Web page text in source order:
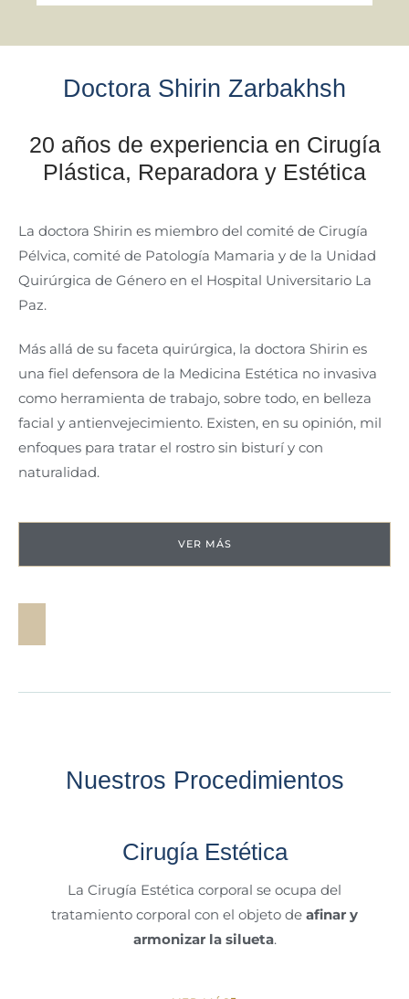
Doctora Shirin Zarbakhsh
20 años de experiencia en Cirugía
Plástica, Reparadora y Estética
La doctora Shirin es miembro del comité de Cirugía
Pélvica, comité de Patología Mamaria y de la Unidad
Quirúrgica de Género en el Hospital Universitario La
Paz.
Más allá de su faceta quirúrgica, la doctora Shirin es
una fiel defensora de la Medicina Estética no invasiva
como herramienta de trabajo, sobre todo, en belleza
facial y antienvejecimiento. Existen, en su opinión, mil
enfoques para tratar el rostro sin bisturí y con
naturalidad.
VER MÁS
Nuestros Procedimientos
Cirugía Estética
La Cirugía Estética corporal se ocupa del
tratamiento corporal con el objeto de afinar y
armonizar la silueta.